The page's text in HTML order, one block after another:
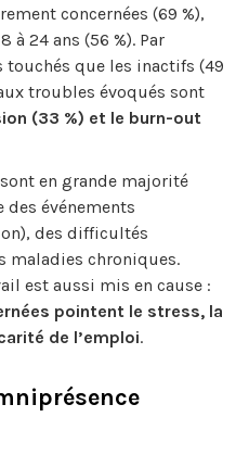
concernées (69 %),
à 24 ans (56 %). Par
que les inactifs (49
troubles évoqués sont
(33 %) et le burn-out
en grande majorité
des événements
des difficultés
maladies chroniques.
est aussi mis en cause :
pointent le stress, la
de l’emploi.